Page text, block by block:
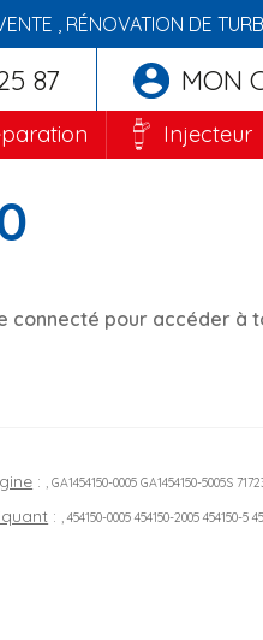
, RÉNOVATION DE
87 MON
Injecteur
connecté pour accéder à
: , GA1454150-0005 GA1454150-5005S
: , 454150-0005 454150-2005 454150-5